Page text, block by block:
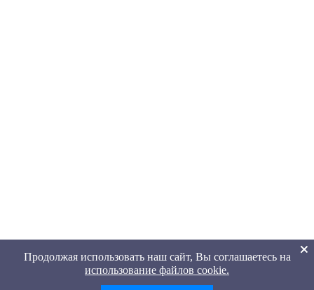
Продолжая использовать наш сайт, Вы соглашаетесь на
использование файлов cookie.